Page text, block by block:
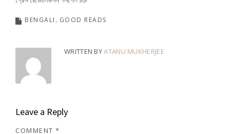
BENGALI GOOD READS
WRITTEN BYATANU MUKHERJEE
Leave a Reply
COMMENT *